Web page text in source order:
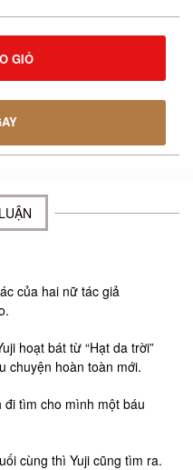
GIỎ
của hai nữ tác giả
hoạt bát từ “Hạt da trời”
chuyện hoàn toàn mới.
đi tìm cho mình một báu
cùng thì Yuji cũng tìm ra.